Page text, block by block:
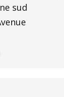
sud